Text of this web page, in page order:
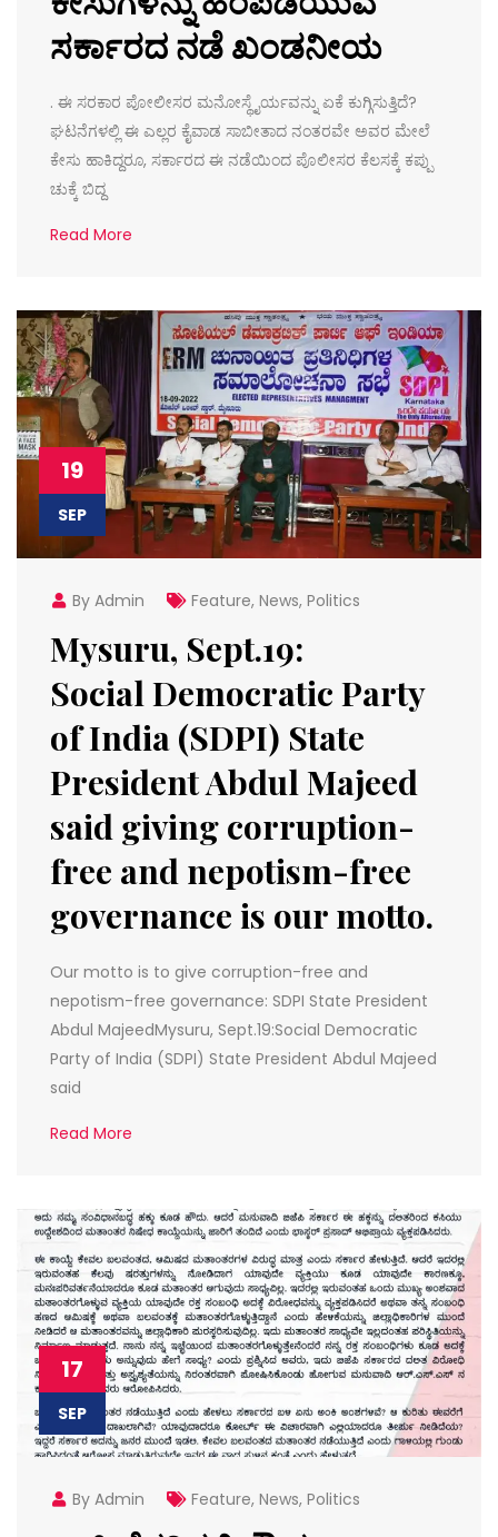
ಸರ್ಕಾರದ ನಡೆ ಖಂಡನೀಯ
. ಈ ಸರಕಾರ ಪೋಲೀಸರ ಮನೋಸ್ಥೈರ್ಯವನ್ನು ಏಕೆ ಕುಗ್ಗಿಸುತ್ತಿದೆ?
ಘಟನೆಗಳಲ್ಲಿ ಈ ಎಲ್ಲರ ಕೈವಾಡ ಸಾಬೀತಾದ ನಂತರವೇ ಅವರ ಮೇಲೆ
ಕೇಸು ಹಾಕಿದ್ದರೂ, ಸರ್ಕಾರದ ಈ ನಡೆಯಿಂದ ಪೊಲೀಸರ ಕೆಲಸಕ್ಕೆ ಕಪ್ಪು
ಚುಕ್ಕೆ ಬಿದ್ದ
Read More
19
SEP
By Admin Feature, News, Politics
Mysuru, Sept.19:
Social Democratic Party
of India (SDPI) State
President Abdul Majeed
said giving corruption-
free and nepotism-free
governance is our motto.
Our motto is to give corruption-free and
nepotism-free governance: SDPI State President
Abdul MajeedMysuru, Sept.19:Social Democratic
Party of India (SDPI) State President Abdul Majeed
said
Read More
17
SEP
By Admin Feature, News, Politics